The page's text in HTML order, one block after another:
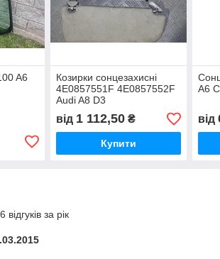
A6
Козирки сонцезахисні
4E0857551F 4E0857552F
Audi A8 D3
від 1 112,50₴
Купити
A6
від
за рік